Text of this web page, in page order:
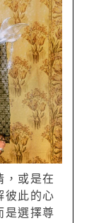
，或是在
彼此的心
是選擇尊